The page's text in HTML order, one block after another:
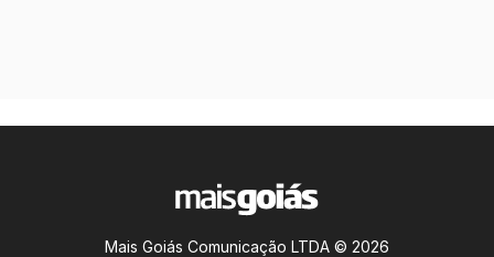
Mais Goiás Comunicação LTDA © 2026